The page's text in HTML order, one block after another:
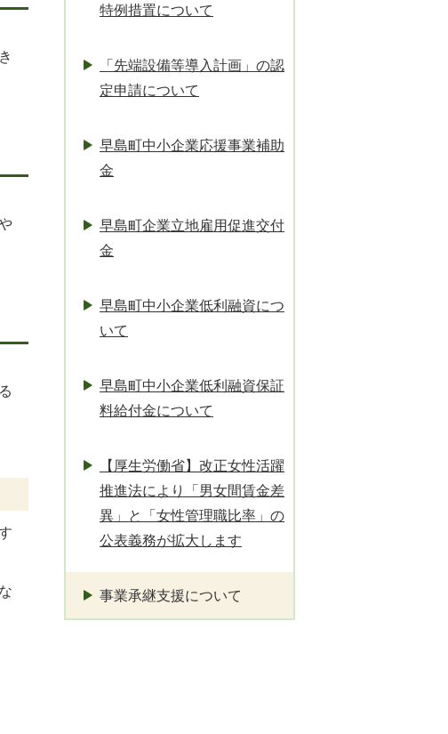
特例措置について
「先端設備等導入計画」の認
定申請について
早島町中小企業応援事業補助
金
早島町企業立地雇用促進交付
金
早島町中小企業低利融資につ
いて
早島町中小企業低利融資保証
料給付金について
【厚生労働省】改正女性活躍
推進法により「男女間賃金差
異」と「女性管理職比率」の
公表義務が拡大します
事業承継支援について